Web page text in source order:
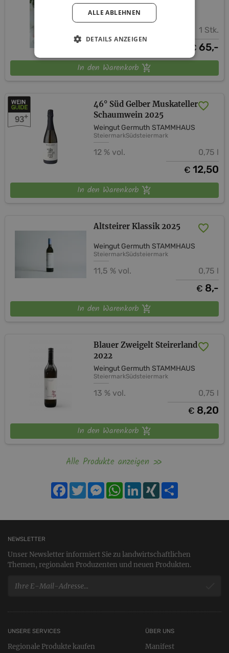
Weingut Germuth STAMMHAUS
1 Stk.
€ 65,-
In den Warenkorb
46° Süd Gelber Muskateller
Schaumwein 2025
Weingut Germuth STAMMHAUS
SteiermarkSüdsteiermark
12 % vol. 0,75 l
€ 12,50
93+
In den Warenkorb
Altsteirer Klassik 2025
Weingut Germuth STAMMHAUS
SteiermarkSüdsteiermark
11,5 % vol. 0,75 l
€ 8,-
In den Warenkorb
Blauer Zweigelt Steirerland
2022
Weingut Germuth STAMMHAUS
SteiermarkSüdsteiermark
13 % vol. 0,75 l
€ 8,20
In den Warenkorb
Alle Produkte anzeigen
Facebook
TwitterMessengerWhatsApp
LinkedIn
XING
NEWSLETTER
Unser Newsletter informiert Sie zu landwirtschaftlichen
Themen, regionalen Produzenten und neuen Produkten.
UNSERE SERVICES
Regionale Produkte kaufen
ÜBER UNS
Manifest
ALLE ABLEHNEN
DETAILS ANZEIGEN